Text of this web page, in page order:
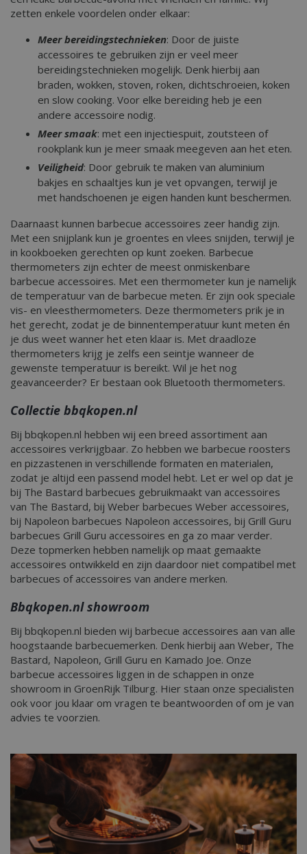
zetten enkele voordelen onder elkaar:
Meer bereidingstechnieken: Door de juiste
accessoires te gebruiken zijn er veel meer
bereidingstechnieken mogelijk. Denk hierbij aan
braden, wokken, stoven, roken, dichtschroeien, koken
en slow cooking. Voor elke bereiding heb je een
andere accessoire nodig.
Meer smaak: met een injectiespuit, zoutsteen of
rookplank kun je meer smaak meegeven aan het eten.
Veiligheid: Door gebruik te maken van aluminium
bakjes en schaaltjes kun je vet opvangen, terwijl je
met handschoenen je eigen handen kunt beschermen.
Daarnaast kunnen barbecue accessoires zeer handig zijn.
Met een snijplank kun je groentes en vlees snijden, terwijl je
in kookboeken gerechten op kunt zoeken. Barbecue
thermometers zijn echter de meest onmiskenbare
barbecue accessoires. Met een thermometer kun je namelijk
de temperatuur van de barbecue meten. Er zijn ook speciale
vis- en vleesthermometers. Deze thermometers prik je in
het gerecht, zodat je de binnentemperatuur kunt meten én
je dus weet wanner het eten klaar is. Met draadloze
thermometers krijg je zelfs een seintje wanneer de
gewenste temperatuur is bereikt. Wil je het nog
geavanceerder? Er bestaan ook Bluetooth thermometers.
Collectie bbqkopen.nl
Bij bbqkopen.nl hebben wij een breed assortiment aan
accessoires verkrijgbaar. Zo hebben we barbecue roosters
en pizzastenen in verschillende formaten en materialen,
zodat je altijd een passend model hebt. Let er wel op dat je
bij The Bastard barbecues gebruikmaakt van accessoires
van The Bastard, bij Weber barbecues Weber accessoires,
bij Napoleon barbecues Napoleon accessoires, bij Grill Guru
barbecues Grill Guru accessoires en ga zo maar verder.
Deze topmerken hebben namelijk op maat gemaakte
accessoires ontwikkeld en zijn daardoor niet compatibel met
barbecues of accessoires van andere merken.
Bbqkopen.nl showroom
Bij bbqkopen.nl bieden wij barbecue accessoires aan van alle
hoogstaande barbecuemerken. Denk hierbij aan Weber, The
Bastard, Napoleon, Grill Guru en Kamado Joe. Onze
barbecue accessoires liggen in de schappen in onze
showroom in GroenRijk Tilburg. Hier staan onze specialisten
ook voor jou klaar om vragen te beantwoorden of om je van
advies te voorzien.